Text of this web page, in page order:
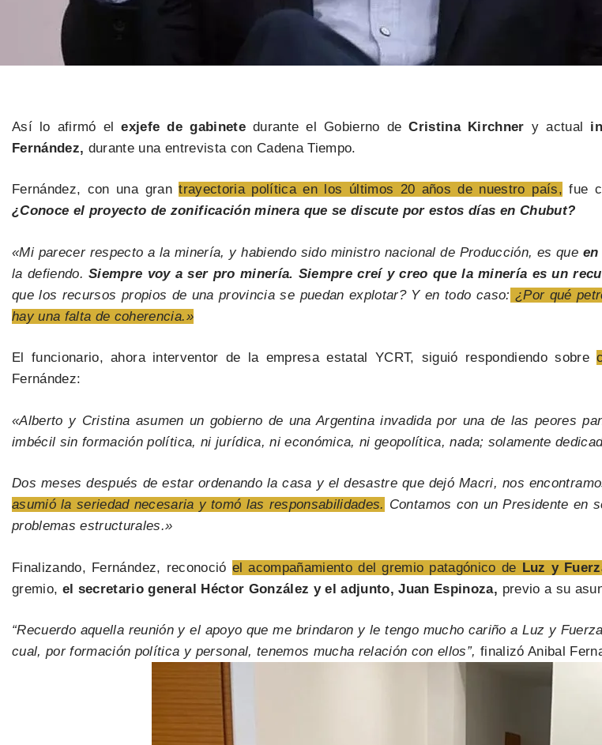
Así lo afirmó elexjefe de gabinetedurante el Gobierno deCristina Kirchner y actual
Fernández, durante una entrevista con Cadena Tiempo.
Fernández, con una grantrayectoria política en los últimos 20 años de nuestro país, fue
¿Conoce el proyecto de zonificación minera que se discute por estos días en Chubut?
«Mi parecer respecto a la minería, y habiendo sido ministro nacional de Producción, es que en
la defiendo.Siempre voy a ser pro minería. Siempre creí y creo que la minería es un
que los recursos propios de una provincia se puedan explotar? Y en todo caso: ¿Por qué
hay una falta de coherencia.»
El funcionario, ahora interventor de la empresa estatal YCRT, siguió respondiendo sobre
Fernández:
«Alberto y Cristina asumen un gobierno de una Argentina invadida por una de las peores
imbécil sin formación política, ni jurídica, ni económica, ni geopolítica, nada; solamente
Dos meses después de estar ordenando la casa y el desastre que dejó Macri, nos
asumió la seriedad necesaria y tomó las responsabilidades. Contamos con un Presidente en
problemas estructurales.»
Finalizando, Fernández, reconoció el acompañamiento del gremio patagónico de Luz y
gremio, el secretario general Héctor González y el adjunto, Juan Espinoza, previo a su
“Recuerdo aquella reunión y el apoyo que me brindaron y le tengo mucho cariño a Luz y
cual, por formación política y personal, tenemos mucha relación con ellos”, finalizó Anibal